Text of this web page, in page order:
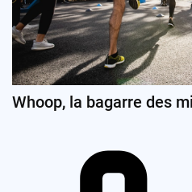
Whoop, la bagarre des